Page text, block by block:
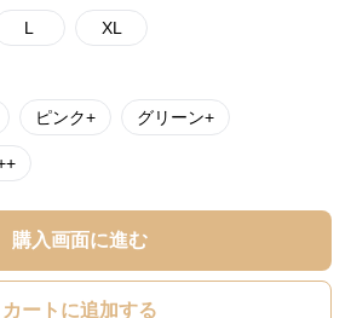
L XL
ピンク+ グリーン+
購入画面に進む
カートに追加する